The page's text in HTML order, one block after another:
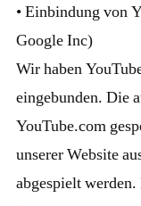
• Einbindung von
Google Inc)
Wir haben
eingebunden. Die
YouTube.com
unserer Website
abgespielt